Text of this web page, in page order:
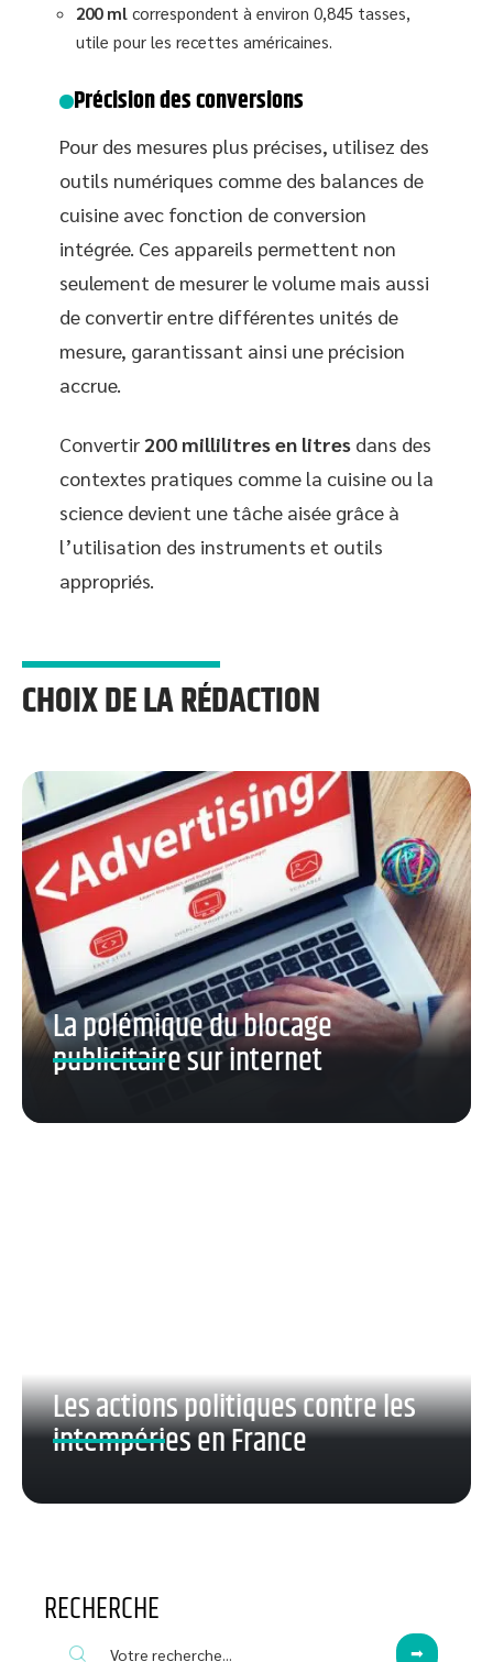
200 ml correspondent à environ 0,845 tasses,
utile pour les recettes américaines.
Précision des conversions
Pour des mesures plus précises, utilisez des
outils numériques comme des balances de
cuisine avec fonction de conversion
intégrée. Ces appareils permettent non
seulement de mesurer le volume mais aussi
de convertir entre différentes unités de
mesure, garantissant ainsi une précision
accrue.
Convertir 200 millilitres en litres dans des
contextes pratiques comme la cuisine ou la
science devient une tâche aisée grâce à
l’utilisation des instruments et outils
appropriés.
CHOIX DE LA RÉDACTION
La polémique du blocage
publicitaire sur internet
Les actions politiques contre les
intempéries en France
RECHERCHE